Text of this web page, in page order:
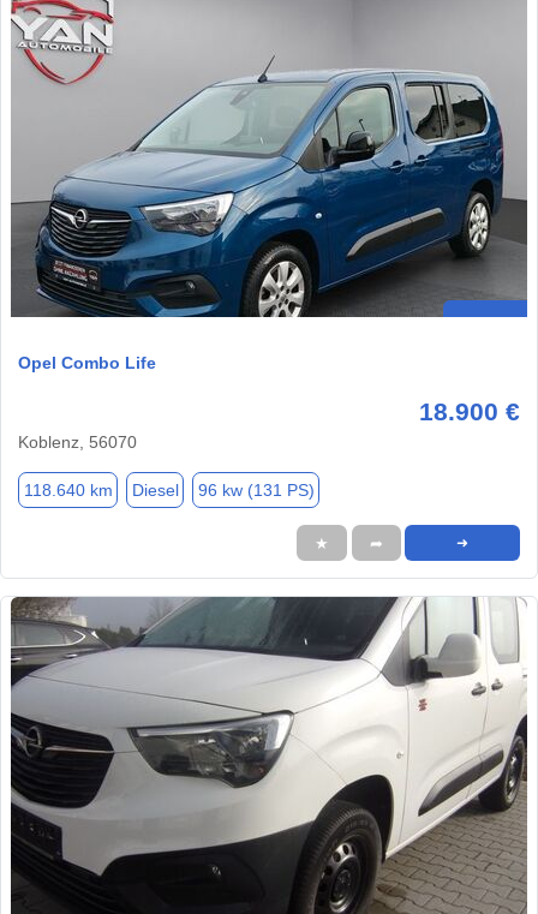
Opel Combo Life
18.900 €
Koblenz, 56070
118.640 km Diesel 96 kw (131 PS)
★ ➦ ➜